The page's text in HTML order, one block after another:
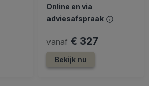
Online en via
adviesafspraak
vanaf € 327
Bekijk nu